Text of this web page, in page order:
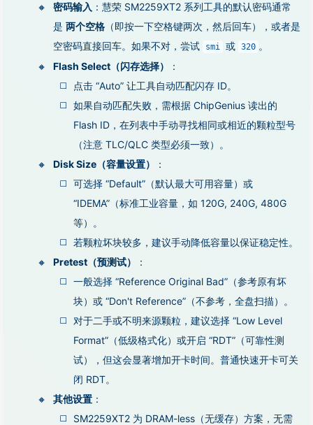
密码输入 ：慧荣 SM2259XT2 系列工具的默认密码通常
是 两个空格 （即按一下空格键两次，然后回车），或者是
空密码直接回车。如果不对，尝试
smi 或 320 。
Flash Select（闪存选择）
：
点击 “Auto” 让工具自动匹配闪存 ID。
如果自动匹配失败，需根据 ChipGenius 读出的
Flash ID，在列表中手动寻找相同或相近的颗粒型号
（注意 TLC/QLC 类型必须一致）。
Disk Size（容量设置）
：
可选择 “Default”（默认最大可用容量）或
“IDEMA”（标准工业容量，如 120G, 240G, 480G
等）。
若颗粒坏块较多，建议手动降低容量以保证稳定性。
Pretest（预测试）
：
一般选择 “Reference Original Bad”（参考原有坏
块）或 “Don't Reference”（不参考，全盘扫描）。
对于二手或不明来源颗粒，建议选择 “Low Level
Format”（低级格式化）或开启 “RDT”（可靠性测
试），但这会显著增加开卡时间。普通快速开卡可关
闭 RDT。
其他设置 ：
SM2259XT2 为 DRAM-less（无缓存）方案，无需